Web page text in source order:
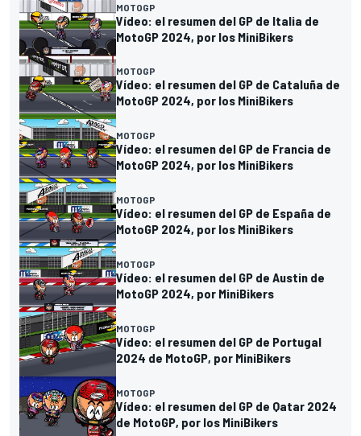
MOTOGP
Vídeo: el resumen del GP de Italia de
MotoGP 2024, por los MiniBikers
MOTOGP
Vídeo: el resumen del GP de Cataluña de
MotoGP 2024, por los MiniBikers
MOTOGP
Vídeo: el resumen del GP de Francia de
MotoGP 2024, por los MiniBikers
MOTOGP
Vídeo: el resumen del GP de España de
MotoGP 2024, por los MiniBikers
MOTOGP
Vídeo: el resumen del GP de Austin de
MotoGP 2024, por MiniBikers
MOTOGP
Vídeo: el resumen del GP de Portugal
2024 de MotoGP, por MiniBikers
MOTOGP
Vídeo: el resumen del GP de Qatar 2024
de MotoGP, por los MiniBikers